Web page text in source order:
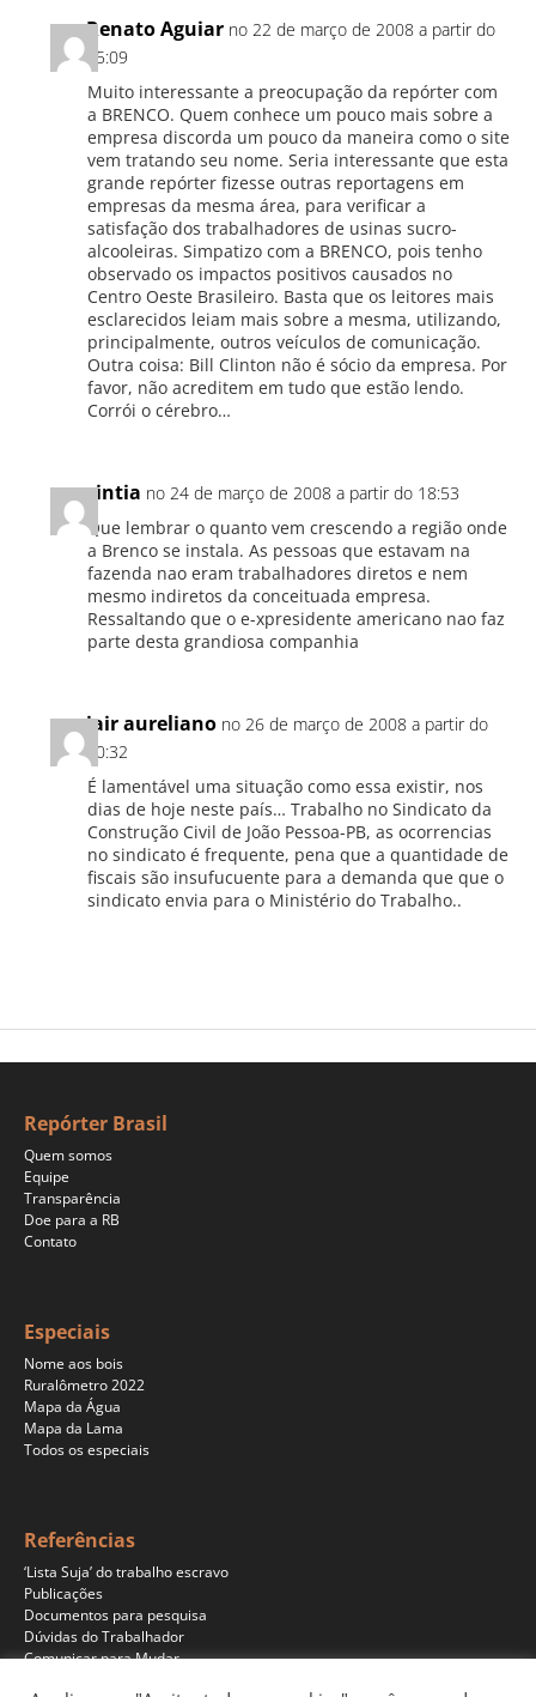
Renato Aguiar no 22 de março de 2008 a partir do
15:09
Muito interessante a preocupação da repórter com
a BRENCO. Quem conhece um pouco mais sobre a
empresa discorda um pouco da maneira como o site
vem tratando seu nome. Seria interessante que esta
grande repórter fizesse outras reportagens em
empresas da mesma área, para verificar a
satisfação dos trabalhadores de usinas sucro-
alcooleiras. Simpatizo com a BRENCO, pois tenho
observado os impactos positivos causados no
Centro Oeste Brasileiro. Basta que os leitores mais
esclarecidos leiam mais sobre a mesma, utilizando,
principalmente, outros veículos de comunicação.
Outra coisa: Bill Clinton não é sócio da empresa. Por
favor, não acreditem em tudo que estão lendo.
Corrói o cérebro…
cintia no 24 de março de 2008 a partir do 18:53
Que lembrar o quanto vem crescendo a região onde
a Brenco se instala. As pessoas que estavam na
fazenda nao eram trabalhadores diretos e nem
mesmo indiretos da conceituada empresa.
Ressaltando que o e-xpresidente americano nao faz
parte desta grandiosa companhia
jair aureliano no 26 de março de 2008 a partir do
10:32
É lamentável uma situação como essa existir, nos
dias de hoje neste país… Trabalho no Sindicato da
Construção Civil de João Pessoa-PB, as ocorrencias
no sindicato é frequente, pena que a quantidade de
fiscais são insufucuente para a demanda que que o
sindicato envia para o Ministério do Trabalho..
Repórter Brasil
Quem somos
Equipe
Transparência
Doe para a RB
Contato
Especiais
Nome aos bois
Ruralômetro 2022
Mapa da Água
Mapa da Lama
Todos os especiais
Referências
‘Lista Suja’ do trabalho escravo
Publicações
Documentos para pesquisa
Dúvidas do Trabalhador
Comunicar para Mudar